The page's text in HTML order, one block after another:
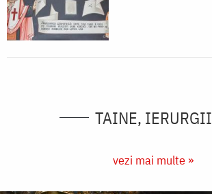
TAINE, IERURGII
vezi mai multe »